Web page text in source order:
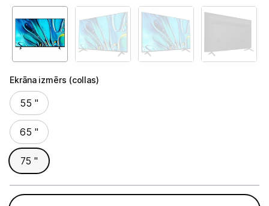
Pārsprieguma aizsargi
TV statīvi
Tet Virszemes televīzija
TV iekārtas
Datortehnika
Ekrāna izmērs (collas)
Ekrāna izmērs (collas)
55 "
65 "
75 "